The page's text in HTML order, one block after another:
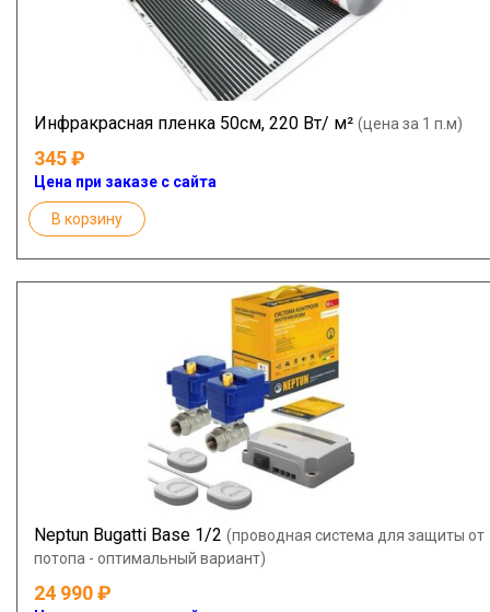
Инфракрасная пленка 50см, 220 Вт/ м² (цена за 1 п.м)
345
Цена при заказе с сайта
В корзину
Neptun Bugatti Base 1/2 (проводная система для защиты от
потопа - оптимальный вариант)
24 990